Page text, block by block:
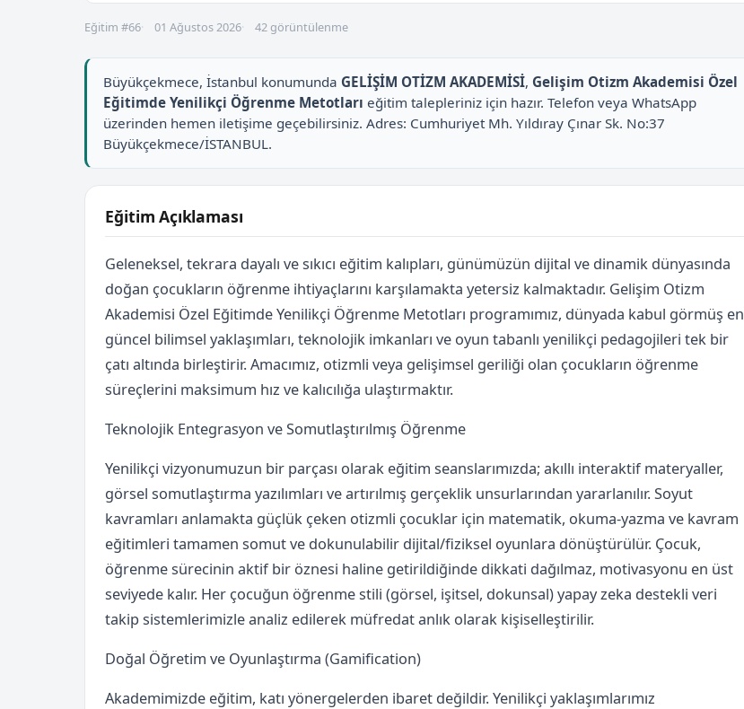
Eğitim #66 01 Ağustos 2026 42 görüntülenme
Büyükçekmece, İstanbul konumunda GELİŞİM OTİZM AKADEMİSİ, Gelişim Otizm Akademisi Özel
Eğitimde Yenilikçi Öğrenme Metotları eğitim talepleriniz için hazır. Telefon veya WhatsApp
üzerinden hemen iletişime geçebilirsiniz. Adres: Cumhuriyet Mh. Yıldıray Çınar Sk. No:37
Büyükçekmece/İSTANBUL.
Eğitim Açıklaması
Geleneksel, tekrara dayalı ve sıkıcı eğitim kalıpları, günümüzün dijital ve dinamik dünyasında
doğan çocukların öğrenme ihtiyaçlarını karşılamakta yetersiz kalmaktadır. Gelişim Otizm
Akademisi Özel Eğitimde Yenilikçi Öğrenme Metotları programımız, dünyada kabul görmüş en
güncel bilimsel yaklaşımları, teknolojik imkanları ve oyun tabanlı yenilikçi pedagojileri tek bir
çatı altında birleştirir. Amacımız, otizmli veya gelişimsel geriliği olan çocukların öğrenme
süreçlerini maksimum hız ve kalıcılığa ulaştırmaktır.
Teknolojik Entegrasyon ve Somutlaştırılmış Öğrenme
Yenilikçi vizyonumuzun bir parçası olarak eğitim seanslarımızda; akıllı interaktif materyaller,
görsel somutlaştırma yazılımları ve artırılmış gerçeklik unsurlarından yararlanılır. Soyut
kavramları anlamakta güçlük çeken otizmli çocuklar için matematik, okuma-yazma ve kavram
eğitimleri tamamen somut ve dokunulabilir dijital/fiziksel oyunlara dönüştürülür. Çocuk,
öğrenme sürecinin aktif bir öznesi haline getirildiğinde dikkati dağılmaz, motivasyonu en üst
seviyede kalır. Her çocuğun öğrenme stili (görsel, işitsel, dokunsal) yapay zeka destekli veri
takip sistemlerimizle analiz edilerek müfredat anlık olarak kişiselleştirilir.
Doğal Öğretim ve Oyunlaştırma (Gamification)
Akademimizde eğitim, katı yönergelerden ibaret değildir. Yenilikçi yaklaşımlarımız